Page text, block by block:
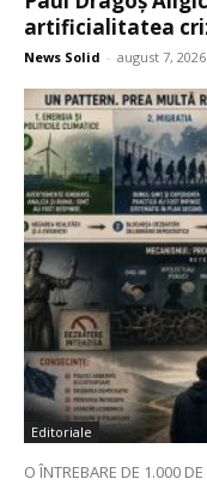
artificialitatea
News Solid - august 7, 2026
Editoriale
O ÎNTREBARE DE 1.000